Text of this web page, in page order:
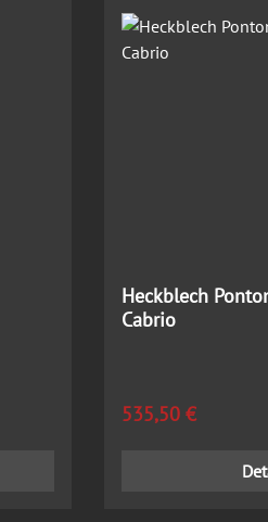
Heckblech
Cabrio
Regulärer Preis:
535,50 €